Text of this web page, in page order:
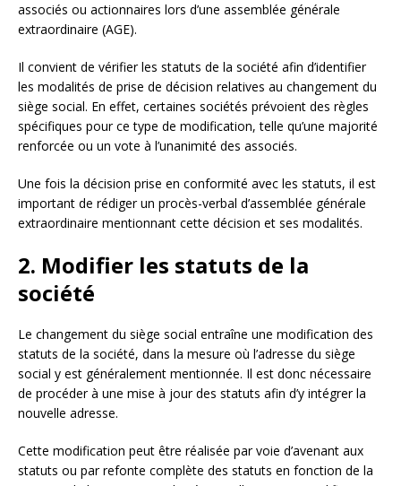
associés ou actionnaires lors d’une assemblée générale
extraordinaire (AGE).
Il convient de vérifier les statuts de la société afin d’identifier
les modalités de prise de décision relatives au changement du
siège social. En effet, certaines sociétés prévoient des règles
spécifiques pour ce type de modification, telle qu’une majorité
renforcée ou un vote à l’unanimité des associés.
Une fois la décision prise en conformité avec les statuts, il est
important de rédiger un procès-verbal d’assemblée générale
extraordinaire mentionnant cette décision et ses modalités.
2. Modifier les statuts de la
société
Le changement du siège social entraîne une modification des
statuts de la société, dans la mesure où l’adresse du siège
social y est généralement mentionnée. Il est donc nécessaire
de procéder à une mise à jour des statuts afin d’y intégrer la
nouvelle adresse.
Cette modification peut être réalisée par voie d’avenant aux
statuts ou par refonte complète des statuts en fonction de la